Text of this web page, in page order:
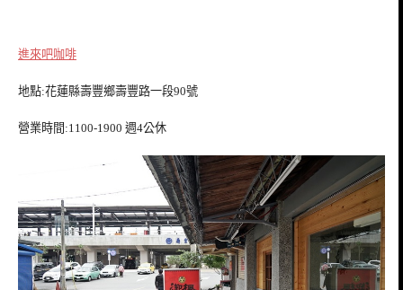
進來吧咖啡
地點:花蓮縣壽豐鄉壽豐路一段90號
營業時間:1100-1900 週4公休